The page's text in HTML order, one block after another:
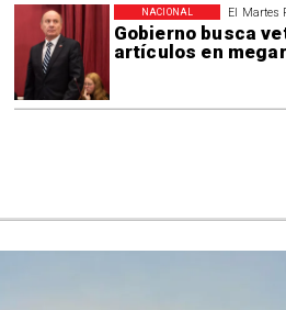
El Martes
Gobierno busca
artículos en
NACIONAL